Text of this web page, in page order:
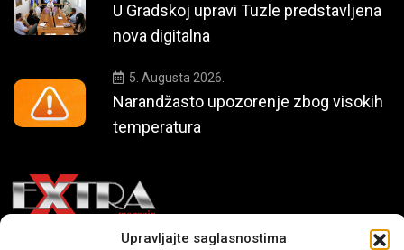
Upravljajte saglasnostima
U Gradskoj upravi Tuzle predstavljena
nova digitalna
5. Augusta 2026.
Narandžasto upozorenje zbog visokih
temperatura